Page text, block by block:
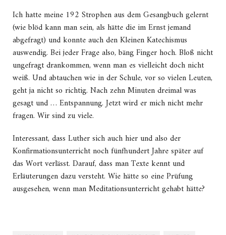
Ich hatte meine 192 Strophen aus dem Gesangbuch gelernt
(wie blöd kann man sein, als hätte die im Ernst jemand
abgefragt) und konnte auch den Kleinen Katechismus
auswendig. Bei jeder Frage also, bäng Finger hoch. Bloß nicht
ungefragt drankommen, wenn man es vielleicht doch nicht
weiß. Und abtauchen wie in der Schule, vor so vielen Leuten,
geht ja nicht so richtig. Nach zehn Minuten dreimal was
gesagt und … Entspannung. Jetzt wird er mich nicht mehr
fragen. Wir sind zu viele.
Interessant, dass Luther sich auch hier und also der
Konfirmationsunterricht noch fünfhundert Jahre später auf
das Wort verlässt. Darauf, dass man Texte kennt und
Erläuterungen dazu versteht. Wie hätte so eine Prüfung
ausgesehen, wenn man Meditationsunterricht gehabt hätte?